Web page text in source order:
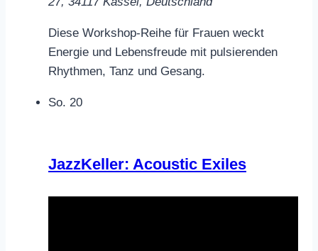
Diese Workshop-Reihe für Frauen weckt
Energie und Lebensfreude mit pulsierenden
Rhythmen, Tanz und Gesang.
So. 20
JazzKeller: Acoustic Exiles